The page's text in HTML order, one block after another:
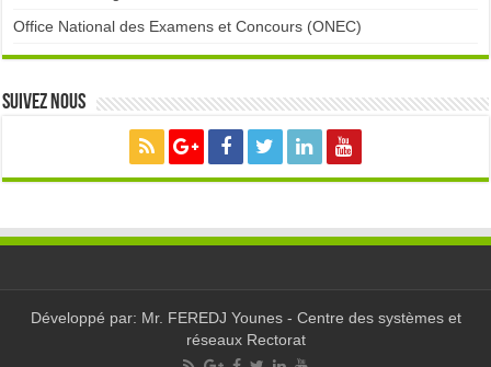
Office National des Examens et Concours (ONEC)
Suivez nous
Développé par: Mr. FEREDJ Younes - Centre des systèmes et
réseaux Rectorat